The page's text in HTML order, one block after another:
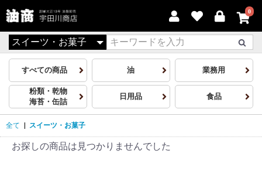
0
すべての商品 油 業務用
粉類・乾物
海苔・缶詰
日用品 食品
全て スイーツ・お菓子
お探しの商品は見つかりませんでした